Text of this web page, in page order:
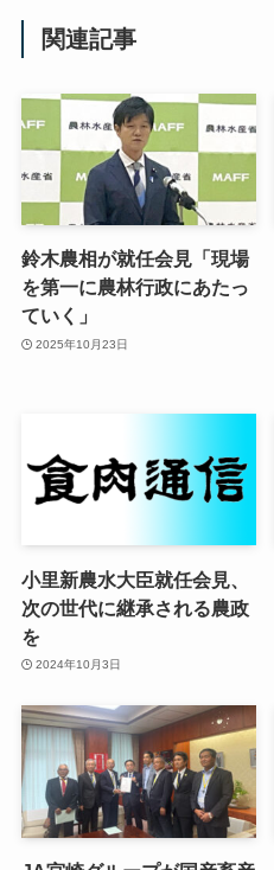
関連記事
鈴木農相が就任会見「現場
を第一に農林行政にあたっ
ていく」
2025年10月23日
小里新農水大臣就任会見、
次の世代に継承される農政
を
2024年10月3日